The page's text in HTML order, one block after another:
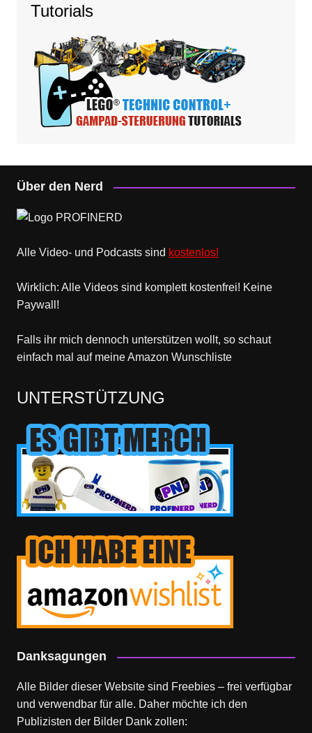
Tutorials
Über den Nerd
Alle Video- und Podcasts sind kostenlos!
Wirklich: Alle Videos sind komplett kostenfrei! Keine
Paywall!
Falls ihr mich dennoch unterstützen wollt, so schaut
einfach mal auf meine Amazon Wunschliste
UNTERSTÜTZUNG
Danksagungen
Alle Bilder dieser Website sind Freebies – frei verfügbar
und verwendbar für alle. Daher möchte ich den
Publizisten der Bilder Dank zollen: